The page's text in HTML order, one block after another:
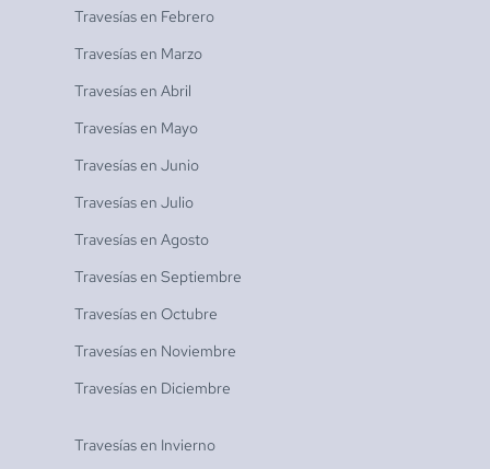
Travesías en Febrero
Travesías en Marzo
Travesías en Abril
Travesías en Mayo
Travesías en Junio
Travesías en Julio
Travesías en Agosto
Travesías en Septiembre
Travesías en Octubre
Travesías en Noviembre
Travesías en Diciembre
Travesías en Invierno